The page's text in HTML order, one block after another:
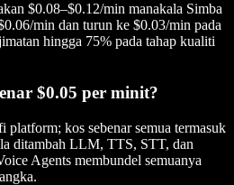
$0.08–$0.12/min manakala Simba
min dan turun ke $0.03/min pada
hingga 75% pada tahap kualiti
$0.05 per minit?
kos sebenar semua termasuk
ditambah LLM, TTS, STT, dan
Agents membundel semuanya